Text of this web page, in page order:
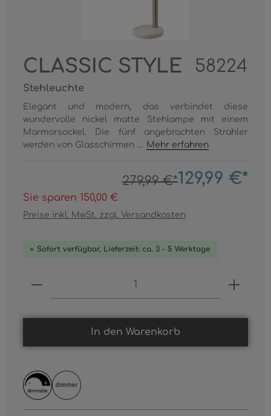
CLASSIC STYLE 58224
Stehleuchte
Elegant und modern, das verbindet diese
wundervolle nickel matte Stehlampe mit einem
Marmorsockel. Die fünf angebrachten Strahler
werden von Glasschirmen ...
Mehr erfahren
279,99 €*129,99 €*
Sie sparen 150,00 €
Preise inkl. MwSt. zzgl. Versandkosten
Sofort verfügbar, Lieferzeit: ca. 3 - 5 Werktage
Produkt Anzahl: Gib den
In den Warenkorb